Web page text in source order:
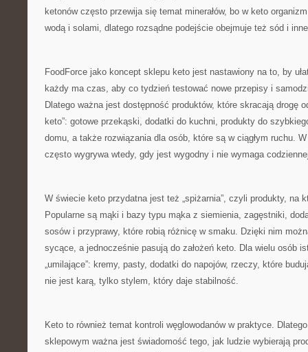
ketonów często przewija się temat minerałów, bo w keto
wodą i solami, dlatego rozsądne podejście obejmuje też sód i
FoodForce jako koncept sklepu keto jest nastawiony na to, by
każdy ma czas, aby co tydzień testować nowe przepisy i
Dlatego ważna jest dostępność produktów, które skracają drogę
keto”: gotowe przekąski, dodatki do kuchni, produkty do
domu, a także rozwiązania dla osób, które są w ciągłym ruchu.
często wygrywa wtedy, gdy jest wygodny i nie wymaga
W świecie keto przydatna jest też „spiżarnia”, czyli produkty, na
Popularne są mąki i bazy typu mąka z siemienia, zagęstniki,
sosów i przyprawy, które robią różnicę w smaku. Dzięki nim
sycące, a jednocześnie pasują do założeń keto. Dla wielu osób
„umilające”: kremy, pasty, dodatki do napojów, rzeczy, które
nie jest karą, tylko stylem, który daje stabilność.
Keto to również temat kontroli węglowodanów w praktyce.
sklepowym ważna jest świadomość tego, jak ludzie wybierają